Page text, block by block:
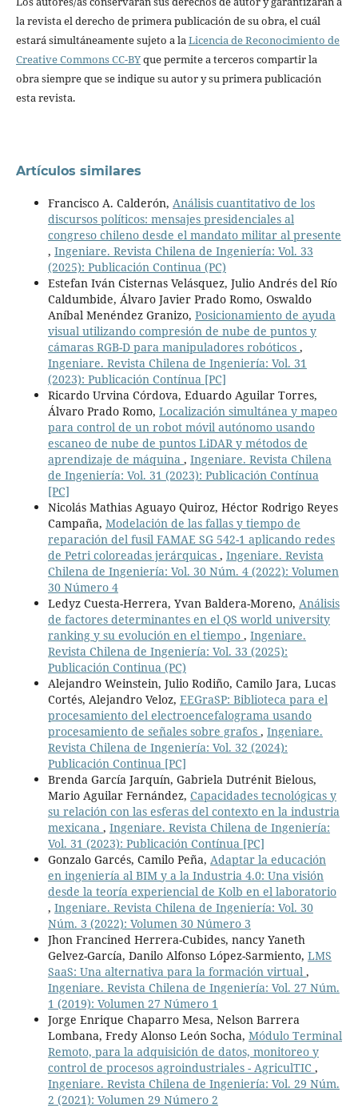
la revista el derecho de primera publicación de su obra, el cuál
estará simultáneamente sujeto a la Licencia de Reconocimiento de
Creative Commons CC-BYque permite a terceros compartir la
obra siempre que se indique su autor y su primera publicación
esta revista.
Artículos similares
Francisco A. Calderón, Análisis cuantitativo de los
discursos políticos: mensajes presidenciales al
congreso chileno desde el mandato militar al presente
, Ingeniare. Revista Chilena de Ingeniería: Vol. 33
(2025): Publicación Continua (PC)
Estefan Iván Cisternas Velásquez, Julio Andrés del Río
Caldumbide, Álvaro Javier Prado Romo, Oswaldo
Aníbal Menéndez Granizo, Posicionamiento de ayuda
visual utilizando compresión de nube de puntos y
cámaras RGB-D para manipuladores robóticos ,
Ingeniare. Revista Chilena de Ingeniería: Vol. 31
(2023): Publicación Contínua [PC]
Ricardo Urvina Córdova, Eduardo Aguilar Torres,
Álvaro Prado Romo, Localización simultánea y mapeo
para control de un robot móvil autónomo usando
escaneo de nube de puntos LiDAR y métodos de
aprendizaje de máquina , Ingeniare. Revista Chilena
de Ingeniería: Vol. 31 (2023): Publicación Contínua
[PC]
Nicolás Mathias Aguayo Quiroz, Héctor Rodrigo Reyes
Campaña, Modelación de las fallas y tiempo de
reparación del fusil FAMAE SG 542-1 aplicando redes
de Petri coloreadas jerárquicas , Ingeniare. Revista
Chilena de Ingeniería: Vol. 30 Núm. 4 (2022): Volumen
30 Número 4
Ledyz Cuesta-Herrera, Yvan Baldera-Moreno, Análisis
de factores determinantes en el QS world university
ranking y su evolución en el tiempo , Ingeniare.
Revista Chilena de Ingeniería: Vol. 33 (2025):
Publicación Continua (PC)
Alejandro Weinstein, Julio Rodiño, Camilo Jara, Lucas
Cortés, Alejandro Veloz, EEGraSP: Biblioteca para el
procesamiento del electroencefalograma usando
procesamiento de señales sobre grafos , Ingeniare.
Revista Chilena de Ingeniería: Vol. 32 (2024):
Publicación Continua [PC]
Brenda García Jarquín, Gabriela Dutrénit Bielous,
Mario Aguilar Fernández, Capacidades tecnológicas y
su relación con las esferas del contexto en la industria
mexicana , Ingeniare. Revista Chilena de Ingeniería:
Vol. 31 (2023): Publicación Contínua [PC]
Gonzalo Garcés, Camilo Peña, Adaptar la educación
en ingeniería al BIM y a la Industria 4.0: Una visión
desde la teoría experiencial de Kolb en el laboratorio
, Ingeniare. Revista Chilena de Ingeniería: Vol. 30
Núm. 3 (2022): Volumen 30 Número 3
Jhon Francined Herrera-Cubides, nancy Yaneth
Gelvez-García, Danilo Alfonso López-Sarmiento, LMS
SaaS: Una alternativa para la formación virtual ,
Ingeniare. Revista Chilena de Ingeniería: Vol. 27 Núm.
1 (2019): Volumen 27 Número 1
Jorge Enrique Chaparro Mesa, Nelson Barrera
Lombana, Fredy Alonso León Socha, Módulo Terminal
Remoto, para la adquisición de datos, monitoreo y
control de procesos agroindustriales - AgriculTIC ,
Ingeniare. Revista Chilena de Ingeniería: Vol. 29 Núm.
2 (2021): Volumen 29 Número 2